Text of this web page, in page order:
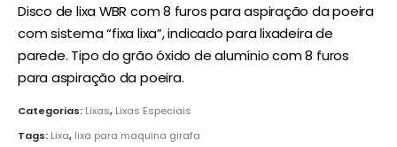
Disco de lixa WBR com 8 furos para aspiração da poeira
com sistema “fixa lixa”, indicado para lixadeira de
parede. Tipo do grão óxido de alumínio com 8 furos
para aspiração da poeira.
Categorias: Lixas, Lixas Especiais
Tags: Lixa, lixa para maquina girafa